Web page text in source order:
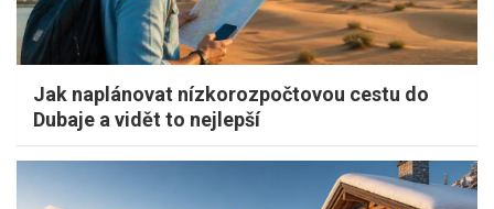
Jak naplánovat nízkorozpočtovou cestu do
Dubaje a vidět to nejlepší